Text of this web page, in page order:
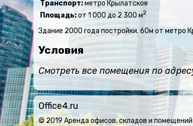
Транспорт:метро Крылатское
Площадь:от 1 000 до 2 300 м2
Здание 2000 года постройки. 60м от метро
Условия
Смотреть все помещения по
Office4.ru
© 2019 Аренда офисов, складов и помещений